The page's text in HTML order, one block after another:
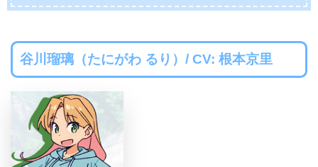
谷川瑠璃（たにがわ るり）/ CV: 根本京里